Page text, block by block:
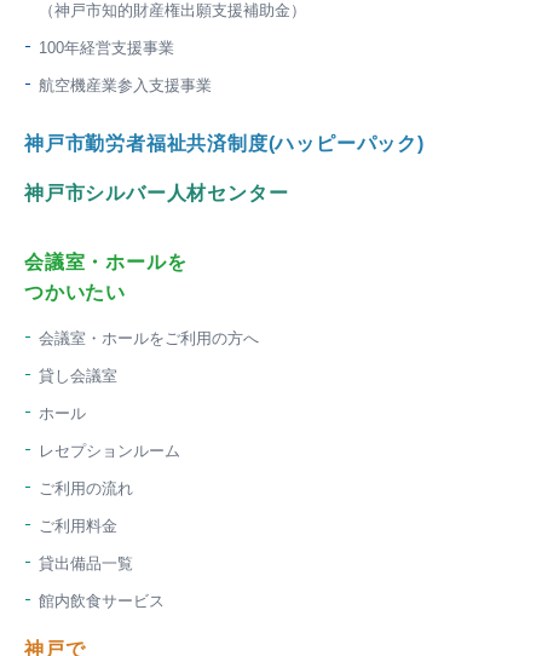
（神戸市知的財産権出願支援補助金）
100年経営支援事業
航空機産業参入支援事業
神戸市勤労者福祉共済制度(ハッピーパック)
神戸市シルバー人材センター
会議室・ホールを
つかいたい
会議室・ホールをご利用の方へ
貸し会議室
ホール
レセプションルーム
ご利用の流れ
ご利用料金
貸出備品一覧
館内飲食サービス
神戸で